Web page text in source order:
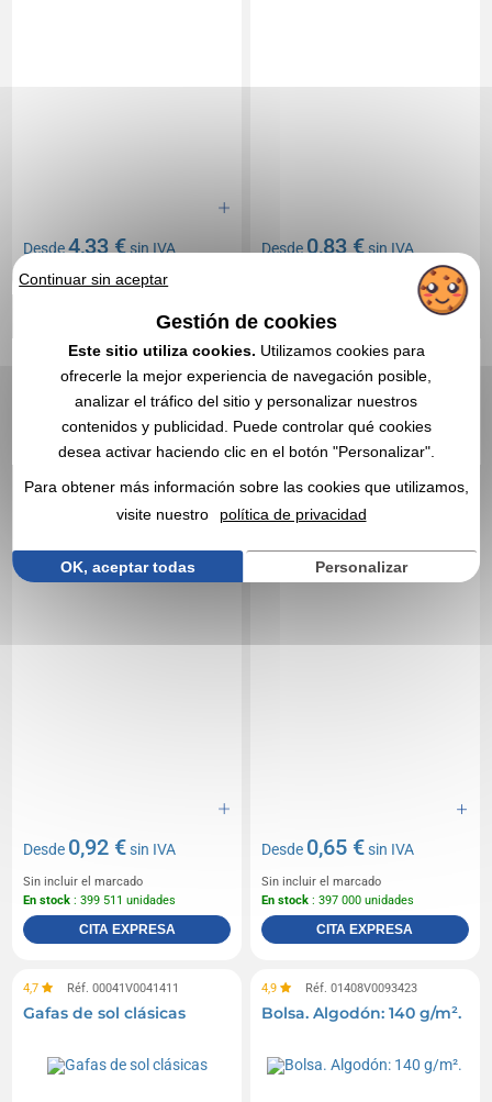
Desde4,33 €sin IVA
Sin incluir el marcado
CITA EXPRESA
Desde0,83 €sin IVA
CITA EXPRESA
CARACAS. Bolsa 100%
algodón
Desde 0,92 €sin IVA
Sin incluir el marcado
En stock : 399 511 unidades
CITA EXPRESA
Réf. 00053V0140798
Bolsa - Graket
Desde 0,65 €sin IVA
Sin incluir el marcado
En stock : 397 000 unidades
CITA EXPRESA
4,7 Réf. 00041V0041411
Gafas de sol clásicas
4,9 Réf. 01408V0093423
Bolsa. Algodón: 140 g/m².
Continuar sin aceptar
Gestión de cookies
Este sitio utiliza cookies. Utilizamos cookies para
ofrecerle la mejor experiencia de navegación posible,
analizar el tráfico del sitio y personalizar nuestros
contenidos y publicidad. Puede controlar qué cookies
desea activar haciendo clic en el botón "Personalizar".
Para obtener más información sobre las cookies que utilizamos,
visite nuestro
política de privacidad
OK, aceptar todas Personalizar